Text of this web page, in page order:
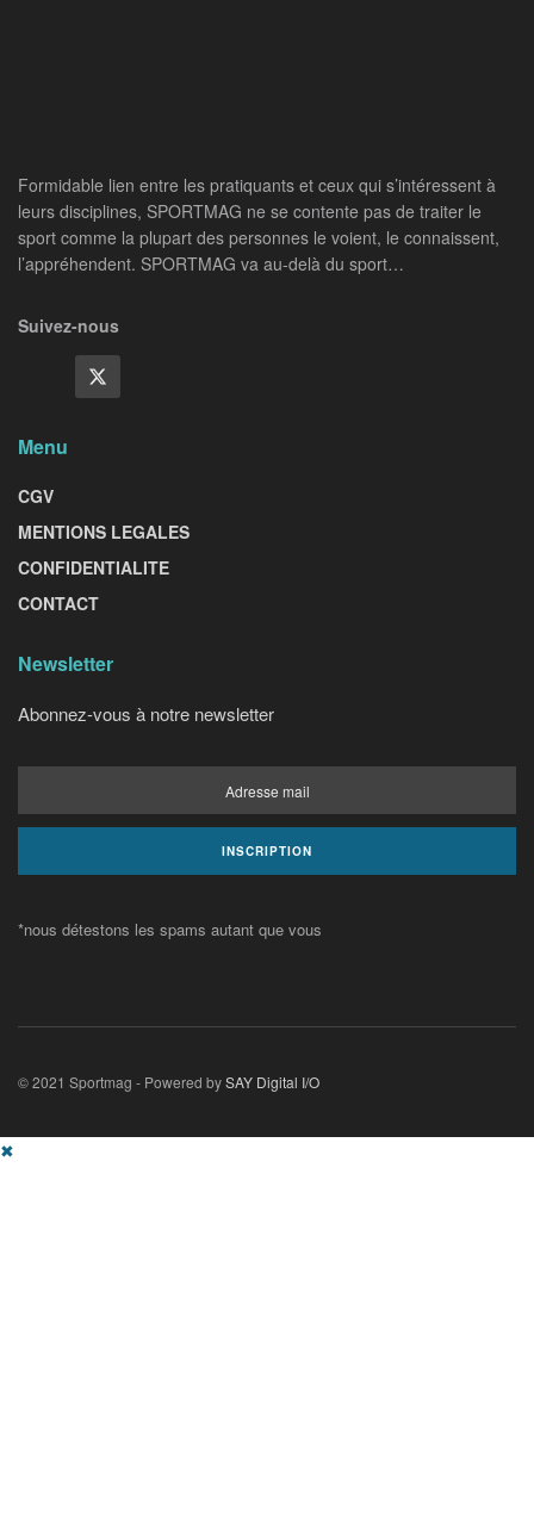
Formidable lien entre les pratiquants et ceux qui s’intéressent à
leurs disciplines, SPORTMAG ne se contente pas de traiter le
sport comme la plupart des personnes le voient, le connaissent,
l’appréhendent. SPORTMAG va au-delà du sport…
Suivez-nous
Menu
CGV
MENTIONS LEGALES
CONFIDENTIALITE
CONTACT
Newsletter
Abonnez-vous à notre newsletter
*nous détestons les spams autant que vous
© 2021 Sportmag - Powered bySAY Digital I/O
✖